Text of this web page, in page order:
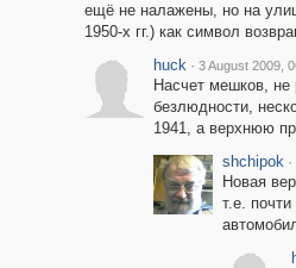
ещё не налажены, но на
1950-х гг.) как символ
huck · 3 August 2009,
Насчет мешков,
безлюдности,
1941, а верхнюю
shchipok ·
Новая
т.е.